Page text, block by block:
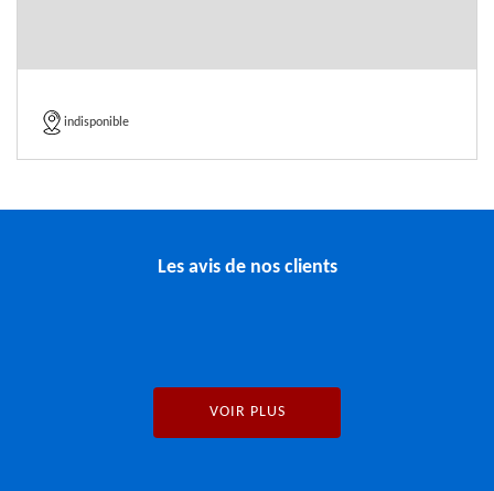
indisponible
Les avis de nos clients
VOIR PLUS